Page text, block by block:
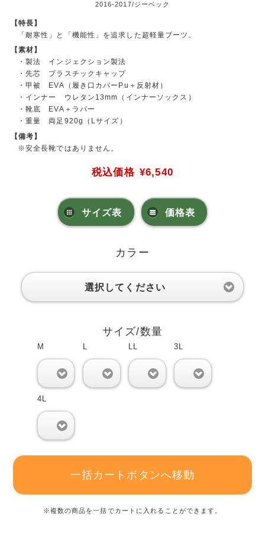
2016-2017/ジーベック
【特長】
「耐寒性」と「機能性」を追求した超軽量ブーツ。
【素材】
・製法 インジェクション製法
・先芯 プラスチックキャップ
・甲被 EVA（履き口カバーPu＋反射材）
・インナー ウレタン13mm（インナーソックス）
・靴底 EVA＋ラバー
・重量 両足920g（Lサイズ）
【備考】
※安全長靴ではありません。
税込価格 ¥6,540
サイズ表 価格表
カラー
選択してください
サイズ/数量
M L LL 3L
4L
一括カートボタンへ移動
※複数の商品を一括でカートに入れることができます。